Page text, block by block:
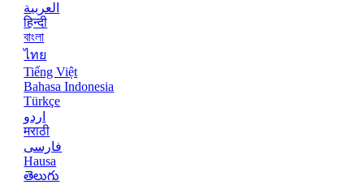
العربية
हिन्दी
বাংলা
ไทย
Tiếng Việt
Bahasa Indonesia
Türkçe
اردو
मराठी
فارسی
Hausa
తెలుగు